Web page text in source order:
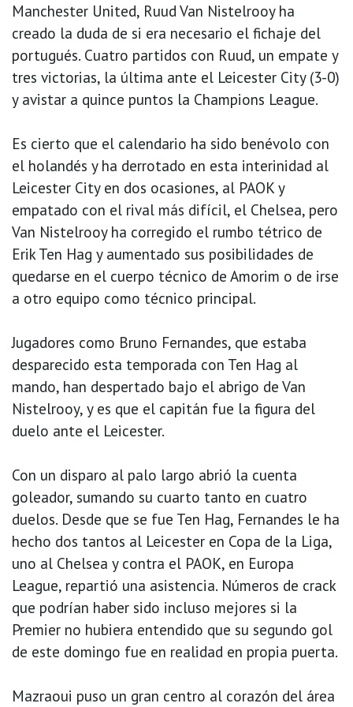
Manchester United, Ruud Van Nistelrooy ha
creado la duda de si era necesario el fichaje del
portugués. Cuatro partidos con Ruud, un empate y
tres victorias, la última ante el Leicester City (3-0)
y avistar a quince puntos la Champions League.
Es cierto que el calendario ha sido benévolo con
el holandés y ha derrotado en esta interinidad al
Leicester City en dos ocasiones, al PAOK y
empatado con el rival más difícil, el Chelsea, pero
Van Nistelrooy ha corregido el rumbo tétrico de
Erik Ten Hag y aumentado sus posibilidades de
quedarse en el cuerpo técnico de Amorim o de irse
a otro equipo como técnico principal.
Jugadores como Bruno Fernandes, que estaba
desparecido esta temporada con Ten Hag al
mando, han despertado bajo el abrigo de Van
Nistelrooy, y es que el capitán fue la figura del
duelo ante el Leicester.
Con un disparo al palo largo abrió la cuenta
goleador, sumando su cuarto tanto en cuatro
duelos. Desde que se fue Ten Hag, Fernandes le ha
hecho dos tantos al Leicester en Copa de la Liga,
uno al Chelsea y contra el PAOK, en Europa
League, repartió una asistencia. Números de crack
que podrían haber sido incluso mejores si la
Premier no hubiera entendido que su segundo gol
de este domingo fue en realidad en propia puerta.
Mazraoui puso un gran centro al corazón del área